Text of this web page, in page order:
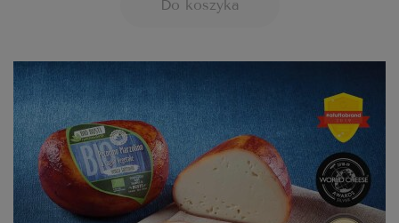
Do koszyka